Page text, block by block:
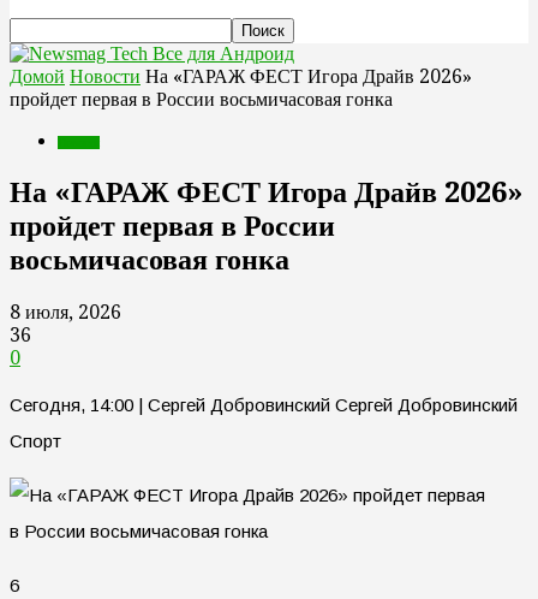
Все для Андроид
Домой Новости На «ГАРАЖ ФЕСТ Игора Драйв 2026»
пройдет первая в России восьмичасовая гонка
На «ГАРАЖ ФЕСТ Игора Драйв 2026»
пройдет первая в России
восьмичасовая гонка
8 июля, 2026
36
0
Сегодня, 14:00 | Сергей Добровинский Сергей Добровинский
Спорт
6